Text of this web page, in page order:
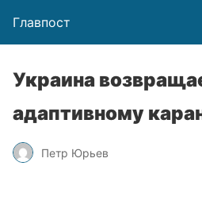
Главпост
Украина
адаптивному
Петр Юрьев